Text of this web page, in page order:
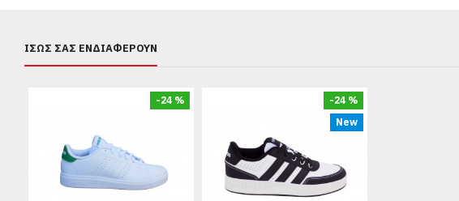
ΊΣΩΣ ΣΑΣ ΕΝΔΙΑΦΈΡΟΥΝ
-24 %
New
-24 %